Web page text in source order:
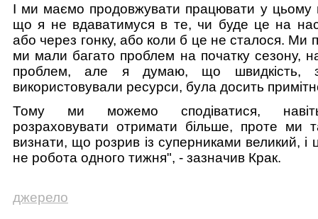
І ми маємо продовжувати працювати у цьому
що я не вдаватимуся в те, чи буде це на
або через гонку, або коли б це не сталося. Ми
ми мали багато проблем на початку сезону,
проблем, але я думаю, що
використовували ресурси, була досить
Тому ми можемо сподіватися,
розраховувати отримати більше, проте ми
визнати, що розрив із суперниками великий, і
не робота одного тижня", - зазначив Крак.
джерело